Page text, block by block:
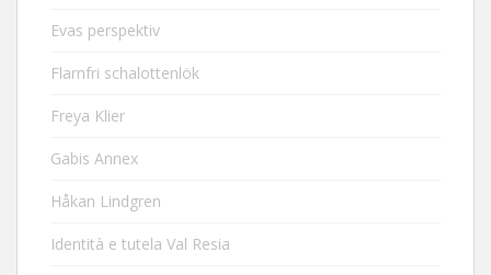
Evas perspektiv
Flarnfri schalottenlök
Freya Klier
Gabis Annex
Håkan Lindgren
Identità e tutela Val Resia